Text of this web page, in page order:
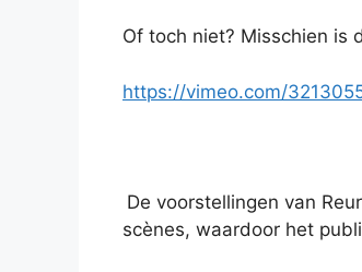
Of toch niet? Misschien is
https://vimeo.com/
De voorstellingen van
scènes, waardoor het